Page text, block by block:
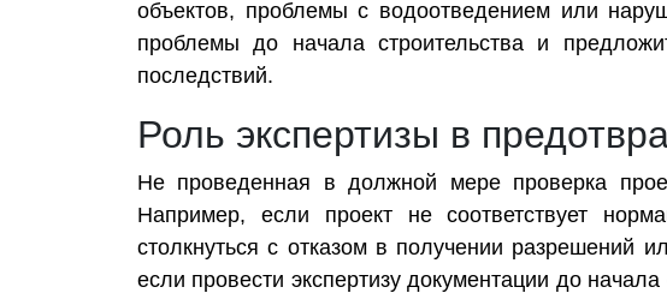
объектов, проблемы с водоотведением или
проблемы до начала строительства и
последствий.
Роль экспертизы в
Не проведенная в должной мере проверка
Например, если проект не соответствует
столкнуться с отказом в получении разрешений
если провести экспертизу документации до